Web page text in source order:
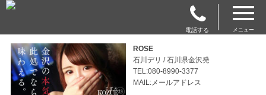
電話する メニュー
ROSE
石川デリ / 石川県金沢発
TEL:080-8990-3377
MAIL:メールアドレス